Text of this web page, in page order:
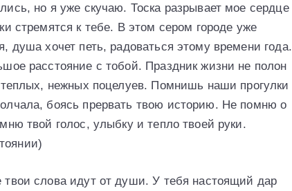
но я уже скучаю. Тоска разрывает мое сердце
стремятся к тебе. В этом сером городе уже
душа хочет петь, радоваться этому времени года.
расстояние с тобой. Праздник жизни не полон
теплых, нежных поцелуев. Помнишь наши прогулки
боясь прервать твою историю. Не помню о
твой голос, улыбку и тепло твоей руки.
слова идут от души. У тебя настоящий дар